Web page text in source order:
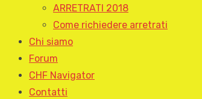
ARRETRATI 2018
Come richiedere arretrati
Chi siamo
Forum
CHF Navigator
Contatti